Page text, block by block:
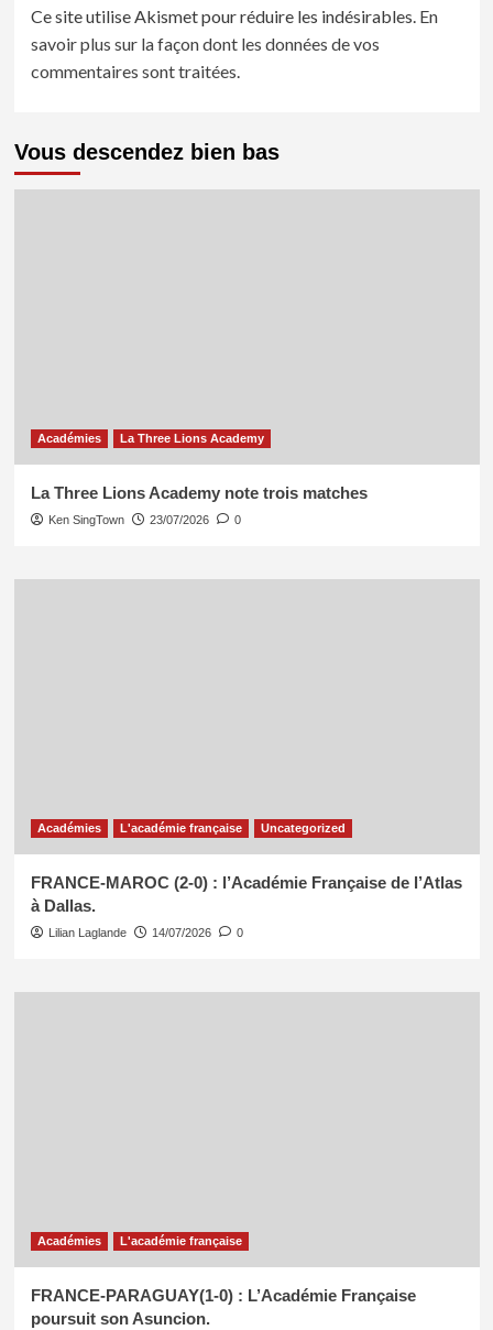
Ce site utilise Akismet pour réduire les indésirables. En
savoir plus sur la façon dont les données de vos
commentaires sont traitées.
Vous descendez bien bas
Académies La Three Lions Academy
La Three Lions Academy note trois matches
Ken SingTown 23/07/2026 0
Académies L'académie française Uncategorized
FRANCE-MAROC (2-0) : l’Académie Française de l’Atlas
à Dallas.
Lilian Laglande 14/07/2026 0
Académies L'académie française
FRANCE-PARAGUAY(1-0) : L’Académie Française
poursuit son Asuncion.